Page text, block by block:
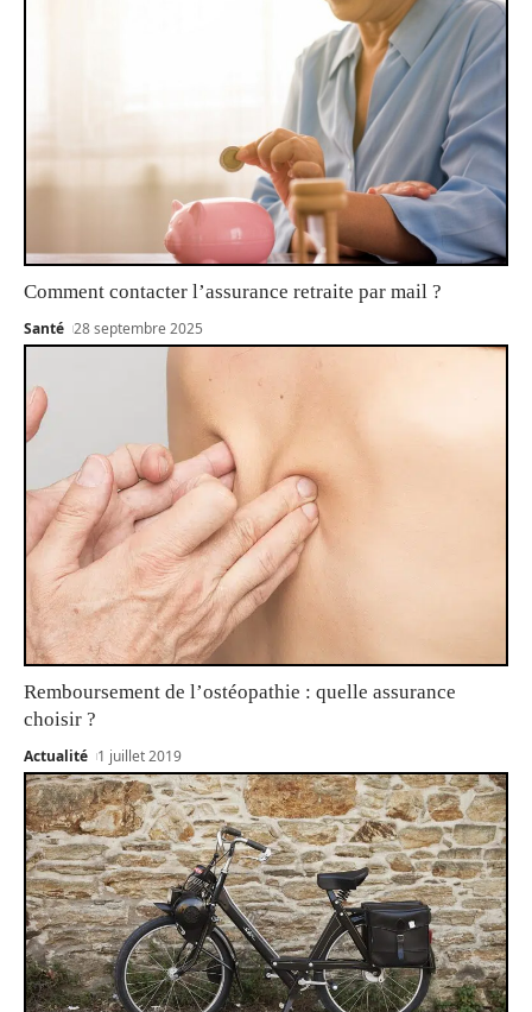
Comment contacter l’assurance retraite par mail ?
Santé 28 septembre 2025
Remboursement de l’ostéopathie : quelle assurance
choisir ?
Actualité 1 juillet 2019